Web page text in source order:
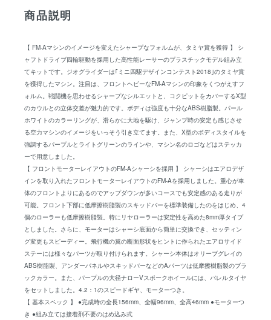
商品説明
【 FM-Aマシンのイメージを変えたシャープなフォルムが、タミヤ賞を獲得 】 シ
ャフトドライブ四輪駆動を採用した高性能レーサーのプラスチックモデル組み立
てキットです。ジオグライダーは｢ミニ四駆デザインコンテスト2018｣のタミヤ賞
を獲得したマシン。注目は、フロントヘビーなFM-Aマシンの印象をくつがえすフ
ォルム。戦闘機を思わせるシャープなシルエットと、コクピットをカバーするX型
のカウルとの立体交差が魅力的です。ボディは強度も十分なABS樹脂製。パール
ホワイトのカラーリングが、滑らかに大地を駆け、ジャンプ時の安定も感じさせ
る空力マシンのイメージをいっそう引き立てます。また、X型のボディスタイルを
強調するパープルとライトグリーンのラインや、マシン名のロゴなどはステッカ
ーで用意しました。
【 フロントモーターレイアウトのFM-Aシャーシを採用 】 シャーシはエアロデザ
インを取り入れたフロントモーターレイアウトのFM-Aを採用しました。重心が車
体のフロントよりにあるのでアップダウンが多いコースでも安定感のある走りが
可能。フロント下部に低摩擦樹脂製のスキッドバーを標準装備したのをはじめ、4
個のローラーも低摩擦樹脂製。特にリヤローラーは安定性を高めた8mm厚タイプ
としました。さらに、モーターはシャーシ底面から簡単に交換でき、セッティン
グ変更もスピーディー。飛行機の翼の断面形状をヒントに作られたエアロサイド
ステーには様々なパーツが取り付けられます。シャーシ本体はオリーブグレイの
ABS樹脂製、アンダーパネルやスキッドバーなどのAパーツは低摩擦樹脂製のブラ
ックカラー。また、パープルの大径ナローVスポークホイールには、バレルタイヤ
をセットしました。4.2：1のスピードギヤ、モーターつき。
【 基本スペック 】 ●完成時の全長156mm、全幅96mm、全高46mm ●モーターつ
き ●組み立ては接着剤不要のはめ込み式